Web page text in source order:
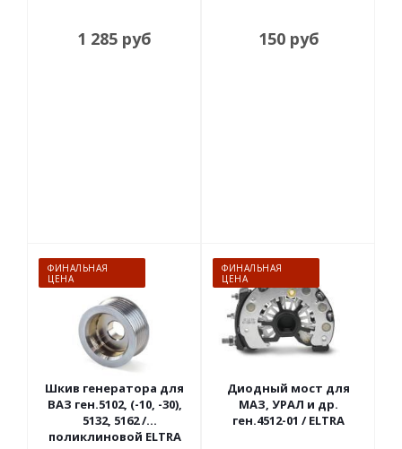
1 285 руб 150руб
ФИНАЛЬНАЯ
ЦЕНА
Шкив генератора для
ВАЗ ген.5102, (-10, -30),
5132, 5162 /
поликлиновой ELTRA
ФИНАЛЬНАЯ
ЦЕНА
Диодный мост для
МАЗ, УРАЛ и др.
ген.4512-01 / ELTRA